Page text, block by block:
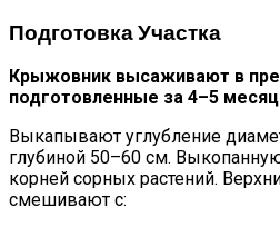
Подготовка Участка
Крыжовник высаживают в
подготовленные за 4–5
Выкапывают углубление
глубиной 50–60 см.
корней сорных растений.
смешивают с: